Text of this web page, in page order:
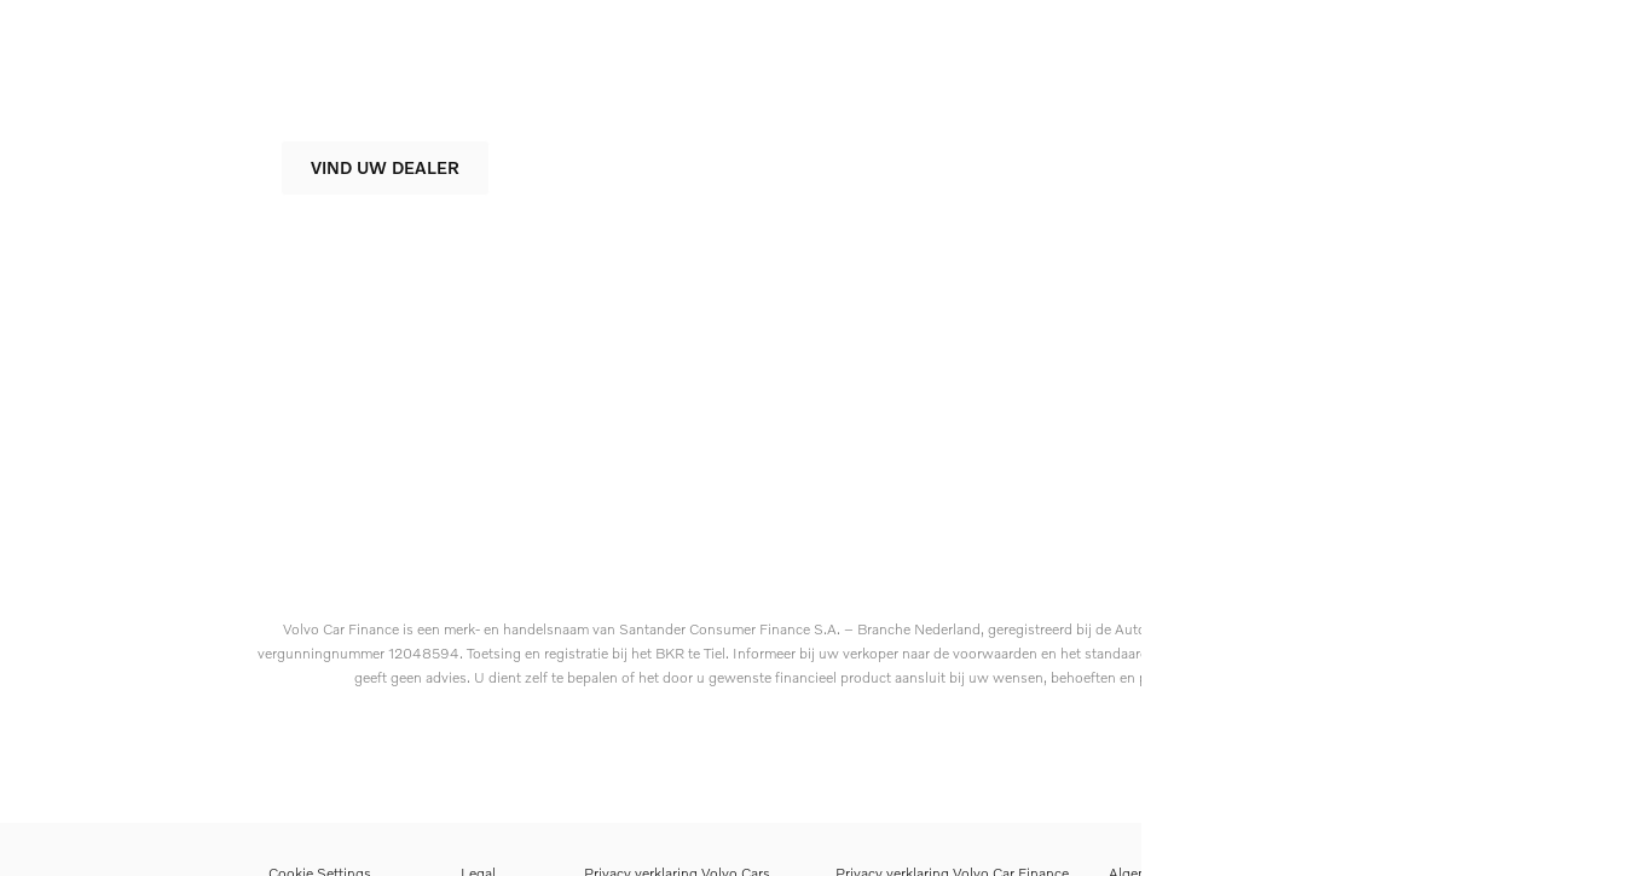
VIND UW DEALER
Volvo Car Finance is een merk- en handelsnaam van Santander Consumer Finance S.A. – Branche Nederland, geregistreerd bij de Autoriteit Financiële Markten onder
vergunningnummer 12048594. Toetsing en registratie bij het BKR te Tiel. Informeer bij uw verkoper naar de voorwaarden en het standaard informatieblad. Volvo Car Finance
geeft geen advies. U dient zelf te bepalen of het door u gewenste financieel product aansluit bij uw wensen, behoeften en persoonlijke situatie.